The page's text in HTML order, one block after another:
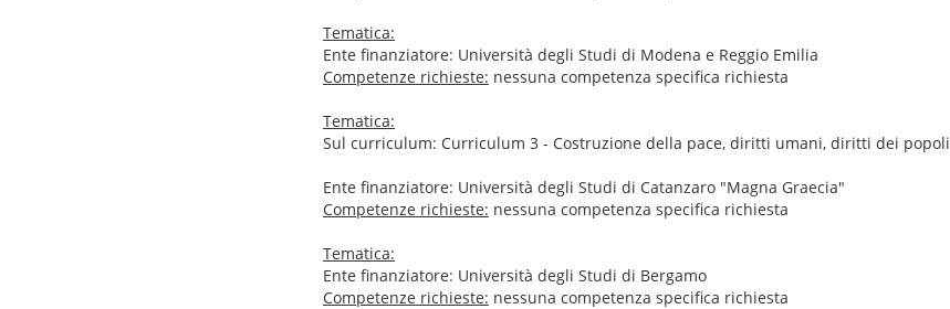
Tematica:
Ente finanziatore: Università degli Studi di Modena e Reggio Emilia
Competenze richieste: nessuna competenza specifica richiesta
Tematica:
Sul curriculum: Curriculum 3 - Costruzione della pace, diritti umani, diritti dei popoli
Ente finanziatore: Università degli Studi di Catanzaro "Magna Graecia"
Competenze richieste: nessuna competenza specifica richiesta
Tematica:
Ente finanziatore: Università degli Studi di Bergamo
Competenze richieste: nessuna competenza specifica richiesta